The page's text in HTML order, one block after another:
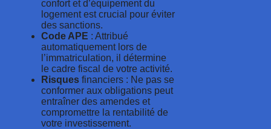
confort et d’équipement du
logement est crucial pour éviter
des sanctions.
Code APE : Attribué
automatiquement lors de
l’immatriculation, il détermine
le cadre fiscal de votre activité.
Risques financiers : Ne pas se
conformer aux obligations peut
entraîner des amendes et
compromettre la rentabilité de
votre investissement.